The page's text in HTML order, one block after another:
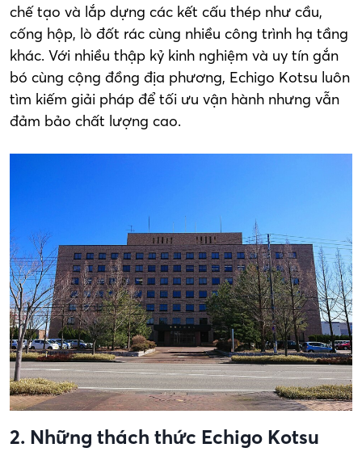
chế tạo và lắp dựng các kết cấu thép như cầu,
cống hộp, lò đốt rác cùng nhiều công trình hạ tầng
khác. Với nhiều thập kỷ kinh nghiệm và uy tín gắn
bó cùng cộng đồng địa phương, Echigo Kotsu luôn
tìm kiếm giải pháp để tối ưu vận hành nhưng vẫn
đảm bảo chất lượng cao.
2. Những thách thức Echigo Kotsu